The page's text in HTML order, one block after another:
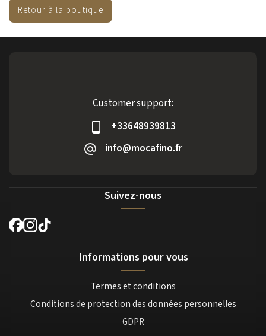
Retour à la boutique
Customer support:
+33648939813
info@mocafino.fr
Suivez-nous
Informations pour vous
Termes et conditions
Conditions de protection des données personnelles
GDPR